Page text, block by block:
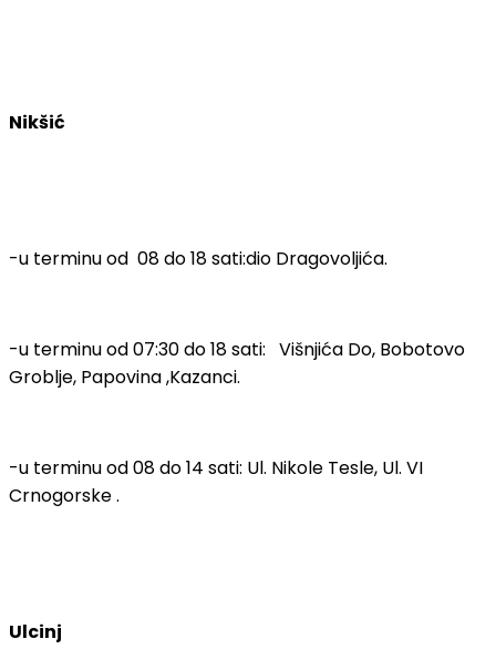
Nikšić
-u terminu od 08 do 18 sati:dio Dragovoljića.
-u terminu od 07:30 do 18 sati: Višnjića Do, Bobotovo
Groblje, Papovina ,Kazanci.
-u terminu od 08 do 14 sati: Ul. Nikole Tesle, Ul. VI
Crnogorske .
Ulcinj